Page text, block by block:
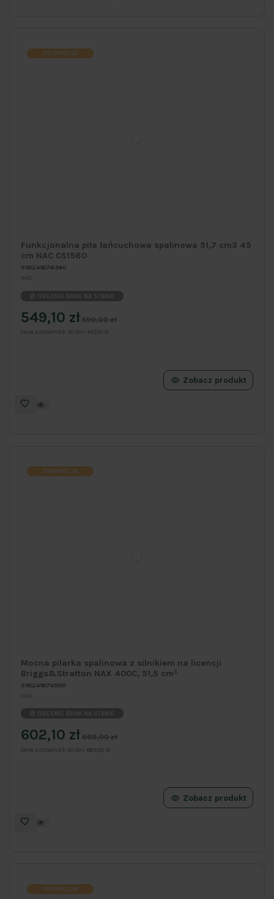
PROMOCJA
Funkcjonalna piła łańcuchowa spalinowa 51,7 cm3 45
cm NAC CS1560
5902490741560
NAC
OBECNIE BRAK NA STANIE
549,10 zł 599,00 zł
Cena z ostatnich 30 dni:449,10 zł
Zobacz produkt
PROMOCJA
Mocna pilarka spalinowa z silnikiem na licencji
Briggs&Stratton NAX 400C, 51,5 cm³
5902490749931
NAX
OBECNIE BRAK NA STANIE
602,10 zł 669,00 zł
Cena z ostatnich 30 dni:669,00 zł
Zobacz produkt
PROMOCJA